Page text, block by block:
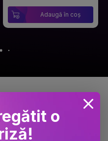
Adaugă în coș
o